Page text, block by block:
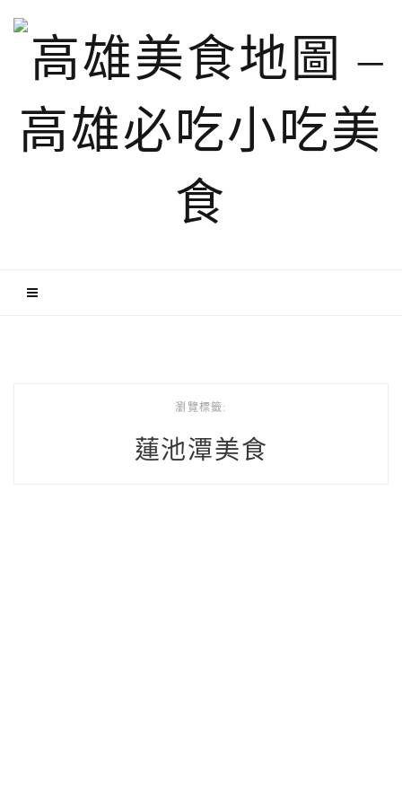
瀏覽標籤:
蓮池潭美食